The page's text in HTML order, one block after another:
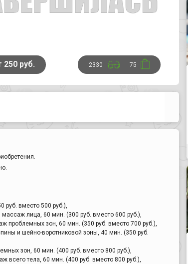
250 руб. 2330 75
руб. вместо 500 руб.),
массаж лица, 60 мин. (300 руб. вместо 600 руб.),
проблемных зон, 60 мин. (350 руб. вместо 700 руб.),
и шейно-воротниковой зоны, 40 мин. (350 руб.
зон, 60 мин. (400 руб. вместо 800 руб.),
всего тела, 60 мин. (400 руб. вместо 800 руб.),